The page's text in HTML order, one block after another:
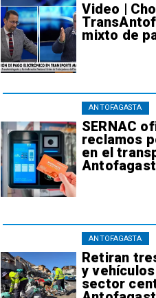
Video |
mixto de
SERNAC
reclamos
en el
ANTOFAGASTA
Retiran
y
sector
ANTOFAGASTA